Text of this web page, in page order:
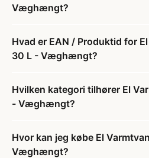
Væghængt?
Hvad er EAN / Produktid for
30 L - Væghængt?
Hvilken kategori tilhører El
- Væghængt?
Hvor kan jeg købe El
Væghængt?